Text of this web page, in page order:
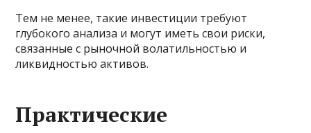
Тем не менее, такие инвестиции требуют
глубокого анализа и могут иметь свои риски,
связанные с рыночной волатильностью и
ликвидностью активов.
Практические